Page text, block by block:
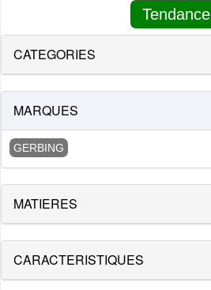
Tendance
CATEGORIES
MARQUES
GERBING
MATIERES
CARACTERISTIQUES